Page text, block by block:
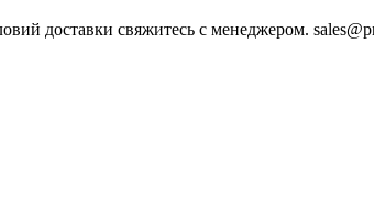
доставки свяжитесь с менеджером.